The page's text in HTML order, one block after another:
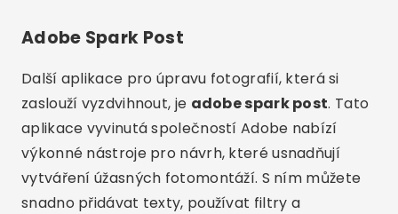
Adobe Spark Post
Další aplikace pro úpravu fotografií, která si
zaslouží vyzdvihnout, je adobe spark post. Tato
aplikace vyvinutá společností Adobe nabízí
výkonné nástroje pro návrh, které usnadňují
vytváření úžasných fotomontáží. S ním můžete
snadno přidávat texty, používat filtry a